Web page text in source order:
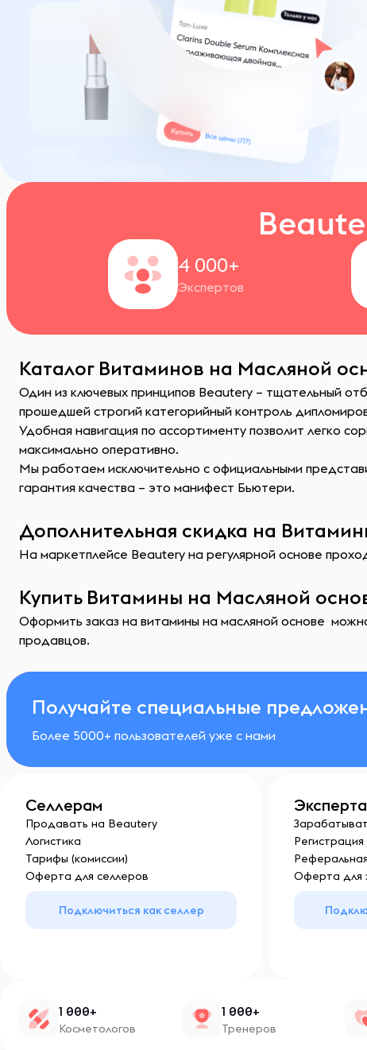
4 000+
Экспертов
Каталог Витаминов на Масляной
Один из ключевых принципов Beautery – тщательный
прошедшей строгий категорийный контроль
Удобная навигация по ассортименту позволит легко
максимально оперативно.
Мы работаем исключительно с официальными
гарантия качества – это манифест Бьютери.
Дополнительная скидка на
На маркетплейсе Beautery на регулярной основе
Купить Витамины на Масляной
Оформить заказ на витамины на масляной основе
продавцов.
Получайте специальные
Более 5000+ пользователей уже с нами
Селлерам
Продавать на Beautery
Логистика
Тарифы (комиссии)
Оферта для селлеров
Подключиться как селлер
Оферта для
1 000+
Косметологов
1 000+
Тренеров